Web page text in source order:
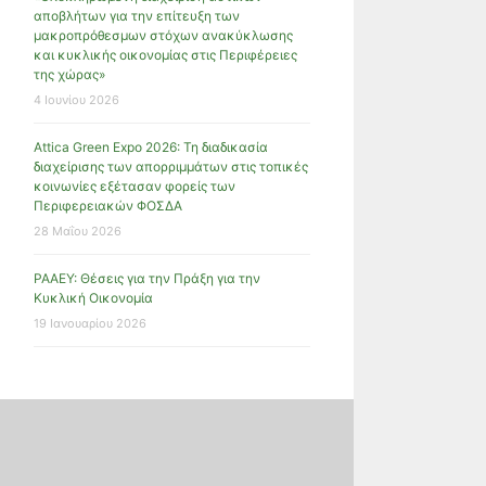
αποβλήτων για την επίτευξη των
μακροπρόθεσμων στόχων ανακύκλωσης
και κυκλικής οικονομίας στις Περιφέρειες
της χώρας»
4 Ιουνίου 2026
Attica Green Expo 2026: Τη διαδικασία
διαχείρισης των απορριμμάτων στις τοπικές
κοινωνίες εξέτασαν φορείς των
Περιφερειακών ΦΟΣΔΑ
28 Μαΐου 2026
ΡΑΑΕΥ: Θέσεις για την Πράξη για την
Κυκλική Οικονομία
19 Ιανουαρίου 2026